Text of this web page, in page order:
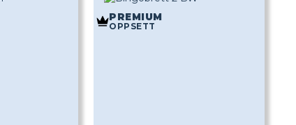
PREMIUM
OPPSETT